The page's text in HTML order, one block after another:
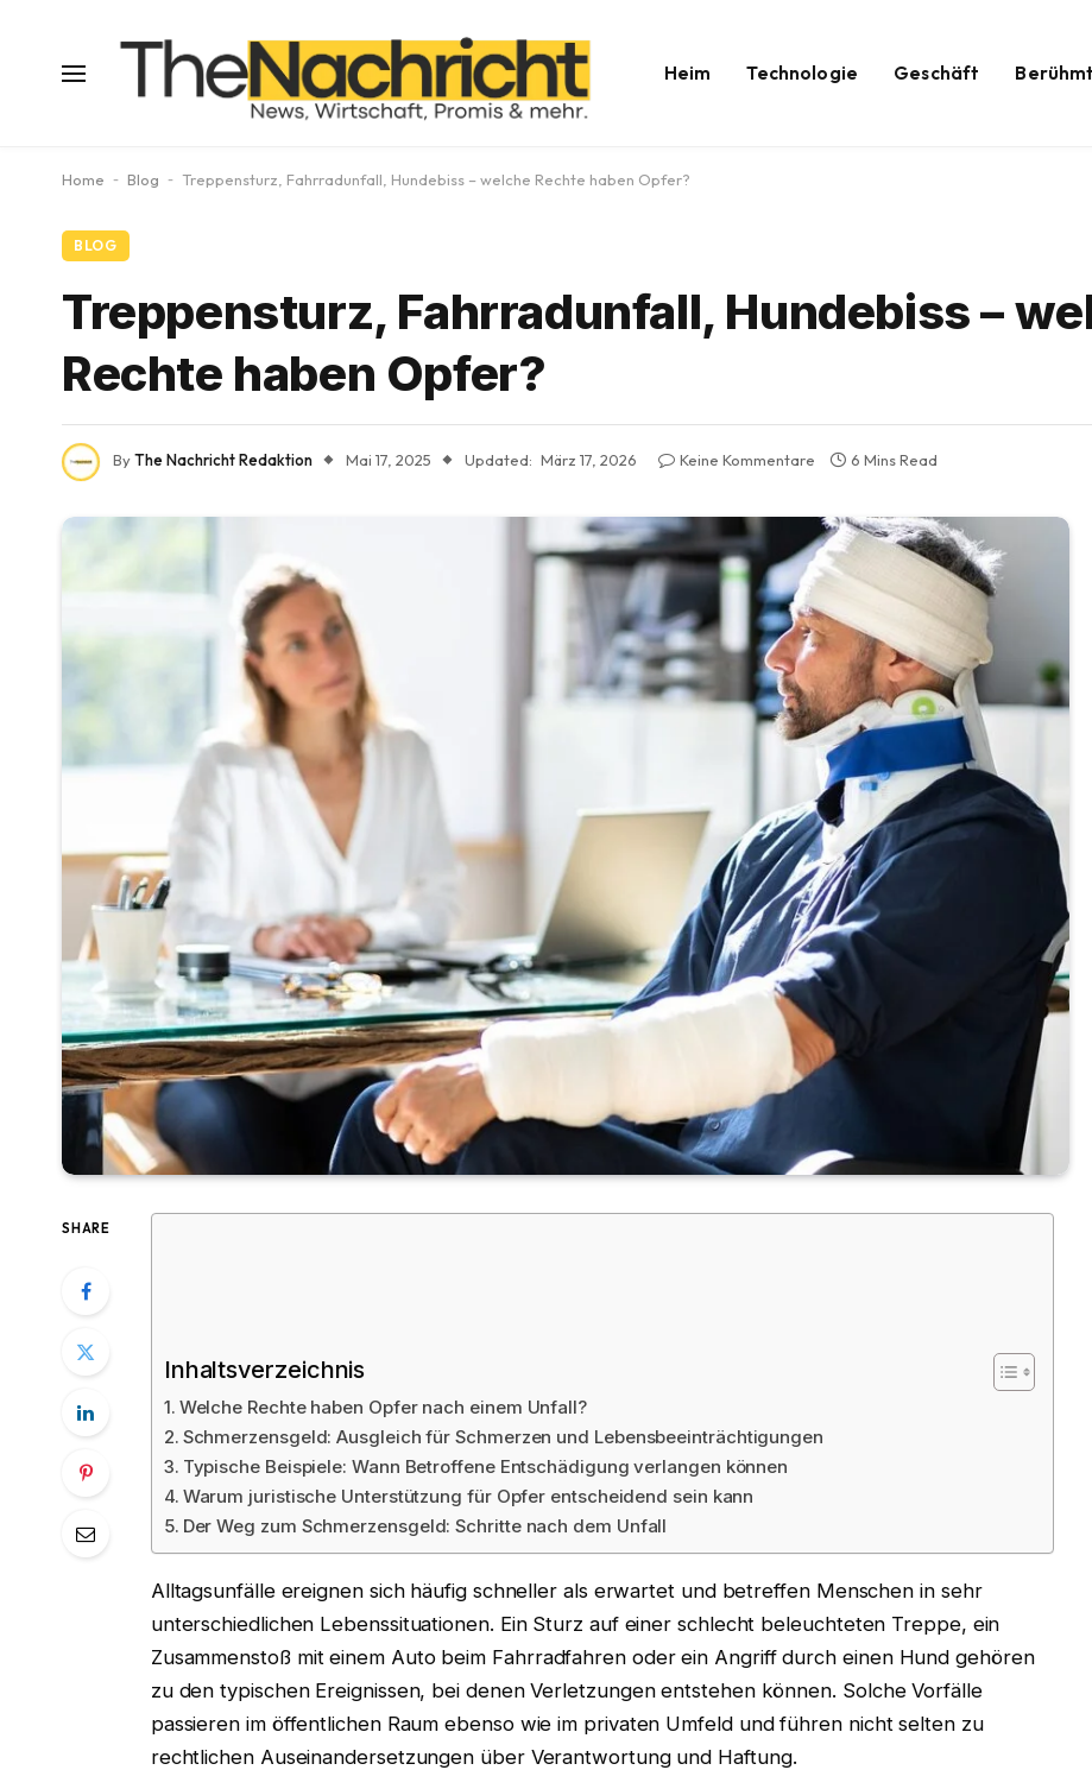
Heim Technologie Geschäft
Home - Blog - Treppensturz, Fahrradunfall, Hundebiss – welche Rechte haben Opfer?
BLOG
Treppensturz, Fahrradunfall, Hundebiss –
Rechte haben Opfer?
ByThe Nachricht Redaktion Mai 17, 2025 Updated: März 17, 2026 Keine Kommentare 6 Mins Read
SHARE
Inhaltsverzeichnis
Welche Rechte haben Opfer nach einem Unfall?
Schmerzensgeld: Ausgleich für Schmerzen und Lebensbeeinträchtigungen
Typische Beispiele: Wann Betroffene Entschädigung verlangen können
Warum juristische Unterstützung für Opfer entscheidend sein kann
Der Weg zum Schmerzensgeld: Schritte nach dem Unfall
Alltagsunfälle ereignen sich häufig schneller als erwartet und betreffen Menschen in sehr
unterschiedlichen Lebenssituationen. Ein Sturz auf einer schlecht beleuchteten Treppe, ein
Zusammenstoß mit einem Auto beim Fahrradfahren oder ein Angriff durch einen Hund gehören
zu den typischen Ereignissen, bei denen Verletzungen entstehen können. Solche Vorfälle
passieren im öffentlichen Raum ebenso wie im privaten Umfeld und führen nicht selten zu
rechtlichen Auseinandersetzungen über Verantwortung und Haftung.